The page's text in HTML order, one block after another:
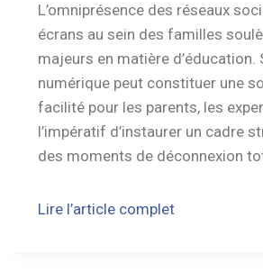
L’omniprésence des réseaux
écrans au sein des familles
majeurs en matière d’éducation.
numérique peut constituer une
facilité pour les parents, les
l’impératif d’instaurer un cadre
des moments de déconnexion
Lire l’article complet